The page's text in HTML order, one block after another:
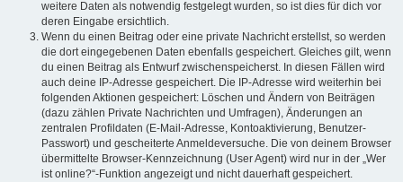
weitere Daten als notwendig festgelegt wurden, so ist dies für dich vor
deren Eingabe ersichtlich.
Wenn du einen Beitrag oder eine private Nachricht erstellst, so werden
die dort eingegebenen Daten ebenfalls gespeichert. Gleiches gilt, wenn
du einen Beitrag als Entwurf zwischenspeicherst. In diesen Fällen wird
auch deine IP-Adresse gespeichert. Die IP-Adresse wird weiterhin bei
folgenden Aktionen gespeichert: Löschen und Ändern von Beiträgen
(dazu zählen Private Nachrichten und Umfragen), Änderungen an
zentralen Profildaten (E-Mail-Adresse, Kontoaktivierung, Benutzer-
Passwort) und gescheiterte Anmeldeversuche. Die von deinem Browser
übermittelte Browser-Kennzeichnung (User Agent) wird nur in der „Wer
ist online?“-Funktion angezeigt und nicht dauerhaft gespeichert.